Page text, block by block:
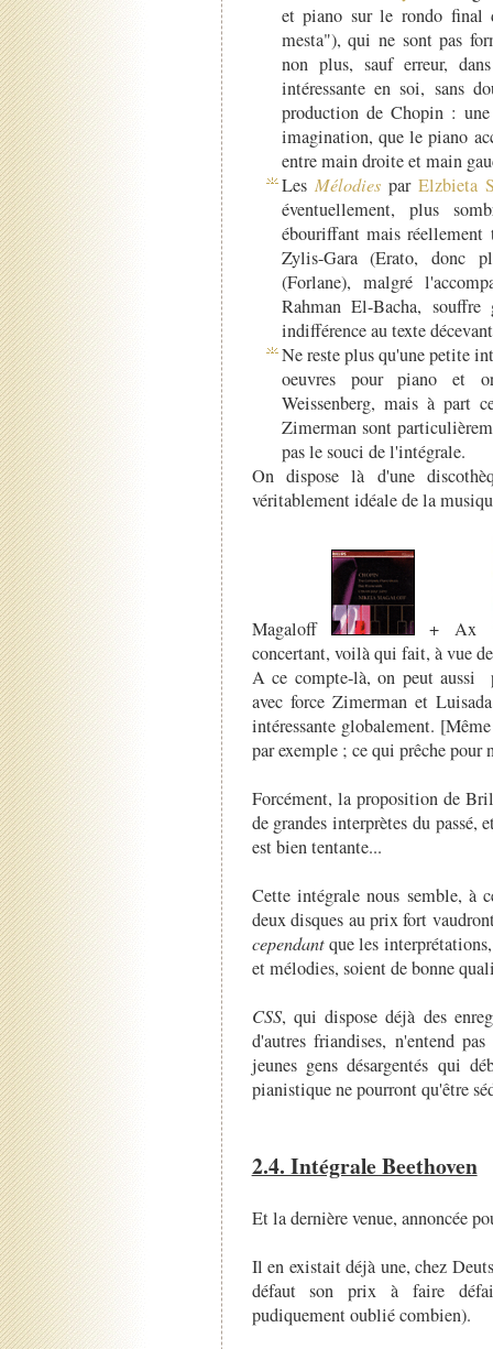
et piano sur le rondo
mesta"), qui ne sont pas
non plus, sauf erreur,
intéressante en soi, sans
production de Chopin :
imagination, que le piano
entre main droite et main
Les Mélodies parElzbieta
éventuellement, plus
ébouriffant mais réellement
Zylis-Gara (Erato, donc
(Forlane), malgré
Rahman El-Bacha,
indifférence au texte
Ne reste plus qu'une petite
oeuvres pour piano et
Weissenberg, mais à part
Zimerman sont
pas le souci de l'intégrale.
On dispose là d'une
véritablement idéale de la
Magaloff
+ Ax
concertant, voilà qui fait, à vue
A ce compte-là, on peut aussi
avec force Zimerman et
intéressante globalement.
par exemple ; ce qui prêche
Forcément, la proposition de
de grandes interprètes du
est bien tentante...
Cette intégrale nous semble, à
deux disques au prix fort
cependantque les
et mélodies, soient de bonne
CSS, qui dispose déjà des
d'autres friandises, n'entend
jeunes gens désargentés qui
pianistique ne pourront qu'être
2.4. Intégrale Beethoven
Et la dernière venue, annoncée
Il en existait déjà une, chez
défaut son prix à faire
pudiquement oublié combien).